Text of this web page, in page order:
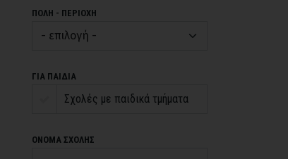
ΠΟΛΗ - ΠΕΡΙΟΧΗ
ΓΙΑ ΠΑΙΔΙΑ
Σχολές με παιδικά τμήματα
ΟΝΟΜΑ ΣΧΟΛΗΣ